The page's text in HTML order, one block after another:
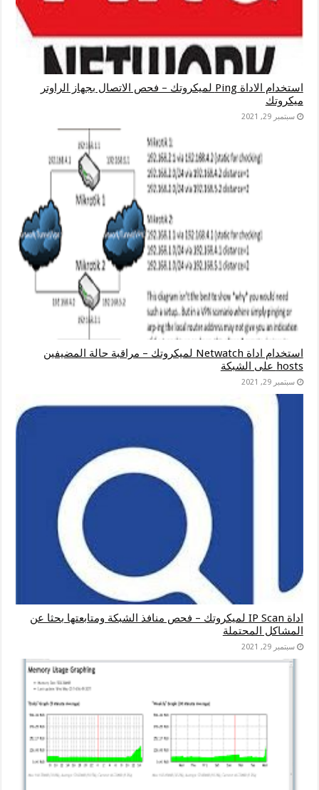
استخدام الاداة Ping لميكروتك – فحص الاتصال بجهاز الراوتر
ميكروتك
سبتمبر 29, 2021
استخدام اداة Netwatch لميكروتك – مراقبة حالة المضيفين
hosts على الشبكة
سبتمبر 29, 2021
اداة IP Scan لميكروتك – فحص منافذ الشبكة ومتابعتها بحثا عن
المشاكل المحتملة
سبتمبر 29, 2021